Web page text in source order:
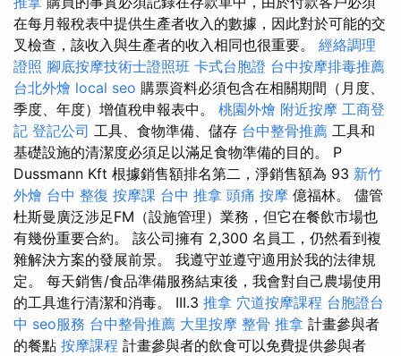
在每月報稅表中提供生產者收入的數據，因此對於可能的交
叉檢查，該收入與生產者的收入相同也很重要。 經絡調理
證照 腳底按摩技術士證照班 卡式台胞證 台中按摩排毒推薦
台北外燴 local seo 購票資料必須包含在相關期間（月度、
季度、年度）增值稅申報表中。 桃園外燴 附近按摩 工商登
記 登記公司 工具、食物準備、儲存 台中整骨推薦 工具和
基礎設施的清潔度必須足以滿足食物準備的目的。 P
Dussmann Kft 根據銷售額排名第二，淨銷售額為 93 新竹
外燴 台中 整復 按摩課 台中 推拿 頭痛 按摩 億福林。 儘管
杜斯曼廣泛涉足FM（設施管理）業務，但它在餐飲市場也
有幾份重要合約。 該公司擁有 2,300 名員工，仍然看到複
雜解決方案的發展前景。 我遵守並遵守適用於我的法律規
定。 每天銷售/食品準備服務結束後，我會對自己農場使用
的工具進行清潔和消毒。 III.3 推拿 穴道按摩課程 台胞證台
中 seo服務 台中整骨推薦 大里按摩 整骨 推拿 計畫參與者
的餐點 按摩課程 計畫參與者的飲食可以免費提供參與者